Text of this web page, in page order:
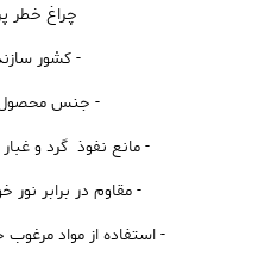
چراغ خطر
- کشور
- جنس
- مانع نفوذ گرد و
- مقاوم در برابر
- استفاده از مواد